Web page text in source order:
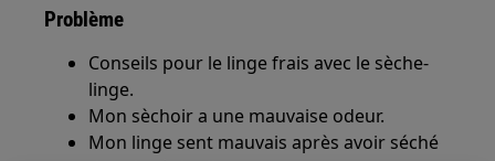
Problème
Conseils pour le linge frais avec le sèche-
linge.
Mon sèchoir a une mauvaise odeur.
Mon linge sent mauvais après avoir séché